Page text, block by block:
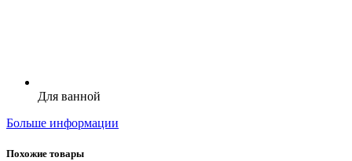
Для ванной
Больше информации
Похожие товары